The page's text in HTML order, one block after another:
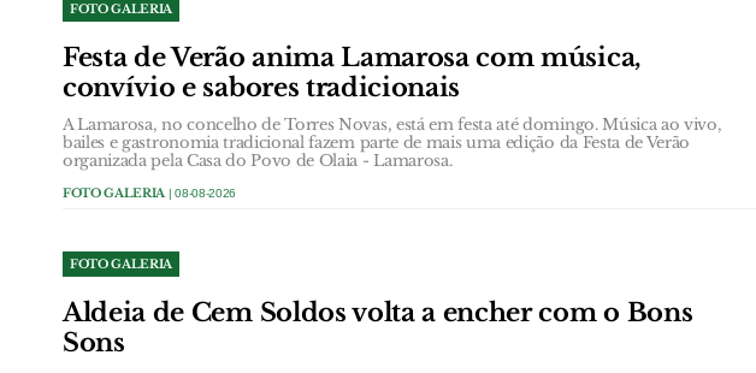
FOTO GALERIA
Festa de Verão anima Lamarosa com música,
convívio e sabores tradicionais
A Lamarosa, no concelho de Torres Novas, está em festa até domingo. Música ao vivo,
bailes e gastronomia tradicional fazem parte de mais uma edição da Festa de Verão
organizada pela Casa do Povo de Olaia - Lamarosa.
FOTO GALERIA | 08-08-2026
FOTO GALERIA
Aldeia de Cem Soldos volta a encher com o Bons
Sons